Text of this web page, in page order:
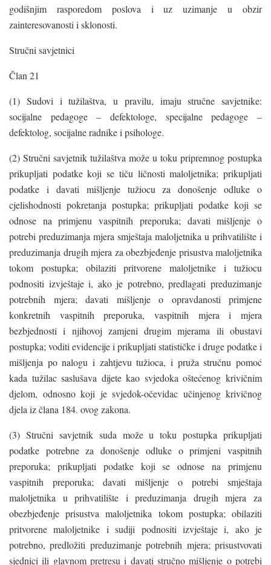
godišnjim rasporedom poslova i uz uzimanje u obzir
zainteresovanosti i sklonosti.
Stručni savjetnici
Član 21
(1) Sudovi i tužilaštva, u pravilu, imaju stručne savjetnike:
socijalne pedagoge – defektologe, specijalne pedagoge –
defektolog, socijalne radnike i psihologe.
(2) Stručni savjetnik tužilaštva može u toku pripremnog postupka
prikupljati podatke koji se tiču ličnosti maloljetnika; prikupljati
podatke i davati mišljenje tužiocu za donošenje odluke o
cjelishodnosti pokretanja postupka; prikupljati podatke koji se
odnose na primjenu vaspitnih preporuka; davati mišljenje o
potrebi preduzimanja mjera smještaja maloljetnika u prihvatilište i
preduzimanja drugih mjera za obezbjeđenje prisustva maloljetnika
tokom postupka; obilaziti pritvorene maloljetnike i tužiocu
podnositi izvještaje i, ako je potrebno, predlagati preduzimanje
potrebnih mjera; davati mišljenje o opravdanosti primjene
konkretnih vaspitnih preporuka, vaspitnih mjera i mjera
bezbjednosti i njihovoj zamjeni drugim mjerama ili obustavi
postupka; voditi evidencije i prikupljati statističke i druge podatke i
mišljenja po nalogu i zahtjevu tužioca, i pruža stručnu pomoć
kada tužilac saslušava dijete kao svjedoka oštećenog krivičnim
djelom, odnosno koji je svjedok-očevidac učinjenog krivičnog
djela iz člana 184. ovog zakona.
(3) Stručni savjetnik suda može u toku postupka prikupljati
podatke potrebne za donošenje odluke o primjeni vaspitnih
preporuka; prikupljati podatke koji se odnose na primjenu
vaspitnih preporuka; davati mišljenje o potrebi smještaja
maloljetnika u prihvatilište i preduzimanja drugih mjera za
obezbjeđenje prisustva maloljetnika tokom postupka; obilaziti
pritvorene maloljetnike i sudiji podnositi izvještaje i, ako je
potrebno, predložiti preduzimanje potrebnih mjera; prisustvovati
sjednici ili glavnom pretresu i davati stručno mišljenje o potrebi